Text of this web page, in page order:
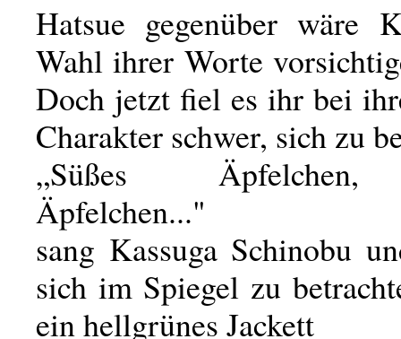
Hatsue gegenüber wäre
Wahl ihrer Worte
Doch jetzt fiel es ihr bei
Charakter schwer, sich zu
„Süßes Äpfelchen,
Äpfelchen..."
sang Kassuga Schinobu
sich im Spiegel zu
ein hellgrünes Jackett